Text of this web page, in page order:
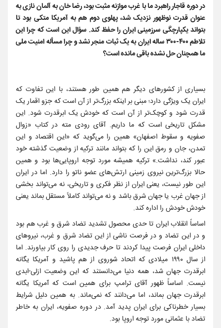
در دوره قاجار راهبرد ما با غرب موازنه مثبت بود، رضا خان به آلمان نازی به
عنوان قدرت نوظهور نزدیک شد، پهلوی دوم هم به آمریکا متکی بود تا
بتواند یکپارچگی سرزمینی ایران را حفظ کند. سؤال این است که چرا این
تلاطم ۴۰۰-۳۰۰ ساله ایران به یک ثبات منجر نشد و چرا مسأله امنیت ملی
ما همچنان حل نشده باقی مانده است؟
بسیاری از کشورهای دیگر هم همین طور هستند، با این تفاوت که
ایران یک ویژگی دارد؛ مبنی بر اینکه بزرگ‌تر از آن است که جزو اقمار یک
قدرت شود و کوچک‌تر از آن است که خودش یک ابرقدرت شود. این
مشکل تاریخی است که ما داریم. آقای رودی مته در کتاب «زوال
صفویه و سقوط اصفهان» همین را می‌‌گوید که «این اقتصاد و این
تمدن، جان و رمق این را که بتواند مانند ترکیه از وضعیت گذشته خود
عبور کند، نداشت.» ترکیه همیشه مورد توجه اروپایی‌ها بود و همین
حالا بزرگ‌ترین نیروی زمینی ارتش‌های عضو ناتو را دارد. اما در ایران
این طور نیست، یعنی ایران از نظر فکری و تاریخی، نه می‌‌تواند بخشی
از جهان غرب یا جهان شرق باشد و نه می‌‌تواند کاملاً مستقل بماند یعنی
خودش خودش را اداره کند.
اساساً انقلاب ایران تا حدی محصول تشدید تضاد شرق و غرب هم بود
و در این تضاد و در فرصت ناشی از این تضاد شرق و غرب، نیروهای
داخلی ایران فرصت پیدا کردند تا حرف جدیدی را روی کار بیاورند. اما
از سال ۱۹۹۰ میلادی که اتحاد شوروی از هم پاشید و آمریکا یگانه
ابرقدرت جهان شد، همه دنیا می‌‌دانستند که این وضعیت ازلی-ابدی
نیست. اساساً ظهور آقای ترامپ برای همین است که آمریکا یگانه
ابرقدرت جهان بماند، اما می‌‌دانند که نمی‌ماند. به همین دلیل شرایط
بسیار خطرناکی برای ایران پدید آمد. در دوره صفویه، ایران به خاطر
تضاد با عثمانی مورد توجه اروپا بود.